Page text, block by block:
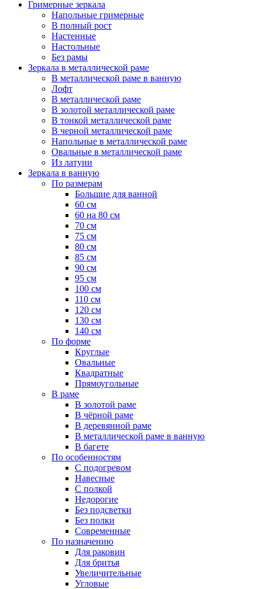
Гримерные зеркала
Напольные гримерные
В полный рост
Настенные
Настольные
Без рамы
Зеркала в металлической раме
В металлической раме в ванную
Лофт
В металлической раме
В золотой металлической раме
В тонкой металлической раме
В черной металлической раме
Напольные в металлической раме
Овальные в металлической раме
Из латуни
Зеркала в ванную
По размерам
Большие для ванной
60 см
60 на 80 см
70 см
75 см
80 см
85 см
90 см
95 см
100 см
110 см
120 см
130 см
140 см
По форме
Круглые
Овальные
Квадратные
Прямоугольные
В раме
В золотой раме
В чёрной раме
В деревянной раме
В металлической раме в ванную
В багете
По особенностям
С подогревом
Навесные
С полкой
Недорогие
Без подсветки
Без полки
Современные
По назначению
Для раковин
Для бритья
Увеличительные
Угловые